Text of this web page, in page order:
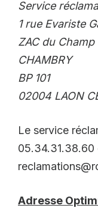
Service
1 rue Evariste
ZAC du Champ
CHAMBRY
BP 101
02004 LAON
Le service
05.34.31.38.60
Adresse